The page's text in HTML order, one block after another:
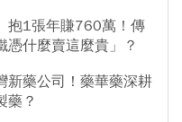
抱1張年賺760萬！傳
憑什麼賣這麼貴」？
新藥公司！藥華藥深耕
藥？